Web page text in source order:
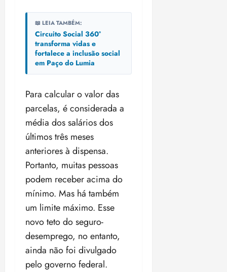
📖 LEIA TAMBÉM:
Circuito Social 360°
transforma vidas e
fortalece a inclusão social
em Paço do Lumia
Para calcular o valor das
parcelas, é considerada a
média dos salários dos
últimos três meses
anteriores à dispensa.
Portanto, muitas pessoas
podem receber acima do
mínimo. Mas há também
um limite máximo. Esse
novo teto do seguro-
desemprego, no entanto,
ainda não foi divulgado
pelo governo federal.